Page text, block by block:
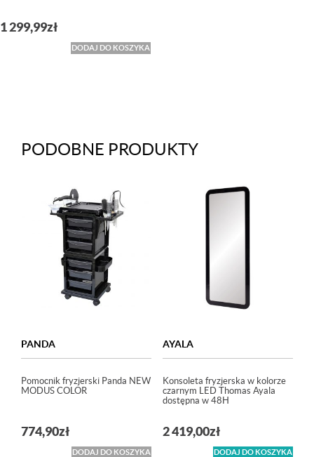
1 299,99zł
DODAJ DO KOSZYKA
PODOBNE PRODUKTY
PANDA
Pomocnik fryzjerski Panda NEW
MODUS COLOR
774,90zł
DODAJ DO KOSZYKA
AYALA
Konsoleta fryzjerska w kolorze
czarnym LED Thomas Ayala
dostępna w 48H
2 419,00zł
DODAJ DO KOSZYKA